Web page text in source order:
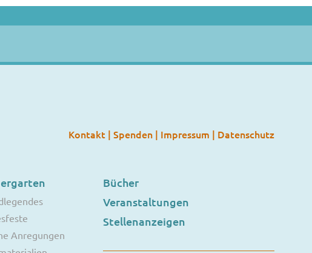
Kontakt | Spenden | Impressum | Datenschutz
Anregungen
Bücher
Veranstaltungen
Stellenanzeigen